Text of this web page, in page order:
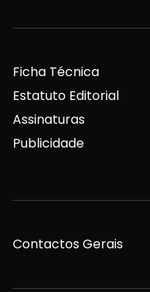
Ficha Técnica
Estatuto Editorial
Assinaturas
Publicidade
Contactos Gerais